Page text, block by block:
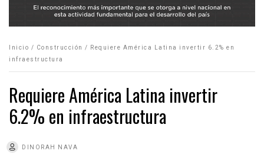
Inicio / Construcción /
Requiere América Latina invertir 6.2% en
infraestructura
Requiere América Latina invertir
6.2% en infraestructura
DINORAH NAVA